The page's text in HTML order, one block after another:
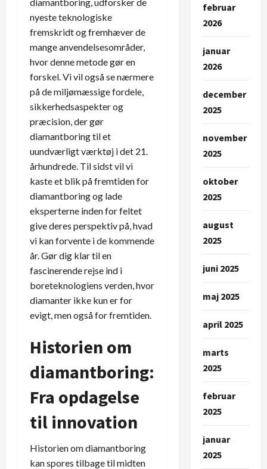
nyeste teknologiske
fremskridt og fremhæver de
mange anvendelsesområder,
hvor denne metode gør en
forskel. Vi vil også se nærmere
på de miljømæssige fordele,
sikkerhedsaspekter og
præcision, der gør
diamantboring til et
uundværligt værktøj i det 21.
århundrede. Til sidst vil vi
kaste et blik på fremtiden for
diamantboring og lade
eksperterne inden for feltet
give deres perspektiv på, hvad
vi kan forvente i de kommende
år. Gør dig klar til en
fascinerende rejse ind i
boreteknologiens verden, hvor
diamanter ikke kun er for
evigt, men også for fremtiden.
Historien om
diamantboring:
Fra opdagelse
til innovation
Historien om diamantboring
kan spores tilbage til midten
februar
2026
januar
2026
december
2025
november
2025
oktober
2025
august
2025
juni 2025
maj 2025
april 2025
marts
2025
februar
2025
januar
2025